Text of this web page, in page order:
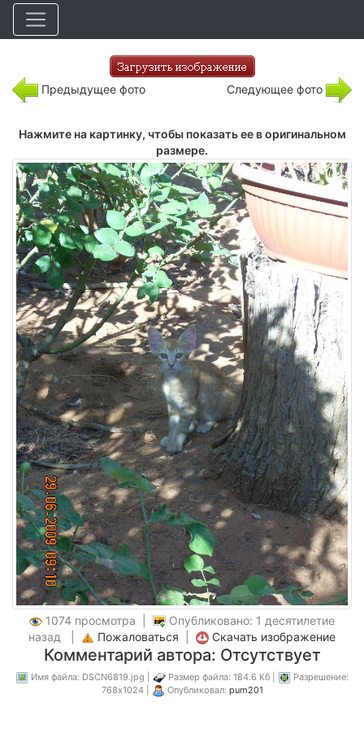
Предыдущее фото Следующее фото
Нажмите на картинку, чтобы показать ее в оригинальном
размере.
1074 просмотра |
Опубликовано: 1 десятилетие
назад |
Пожаловаться Скачать изображение
Комментарий автора: Отсутствует
Имя файла: DSCN6819.jpg | Размер файла: 184.6 Кб |
Разрешение:
768x1024 |
Опубликовал: pum201